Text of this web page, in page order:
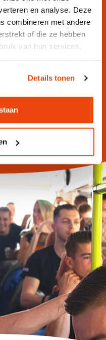
en analyse. Deze
combineren met andere
of die ze hebben
van hun services.
Details tonen
JBL Partybox
de rest